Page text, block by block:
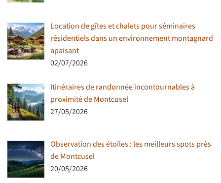
Location de gîtes et chalets pour séminaires
résidentiels dans un environnement montagnard
apaisant
02/07/2026
Itinéraires de randonnée incontournables à
proximité de Montcusel
27/05/2026
Observation des étoiles : les meilleurs spots près
de Montcusel
20/05/2026